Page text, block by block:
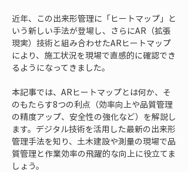
近年、この出来形管理に「ヒートマップ」と
いう新しい手法が登場し、さらにAR（拡張
現実）技術と組み合わせたARヒートマップ
により、施工状況を現場で直感的に確認でき
るようになってきました。
本記事では、ARヒートマップとは何か、そ
のもたらす8つの利点（効率向上や品質管理
の精度アップ、安全性の強化など）を解説し
ます。デジタル技術を活用した最新の出来形
管理手法を知り、土木建設や測量の現場で品
質管理と作業効率の飛躍的な向上に役立てま
しょう。